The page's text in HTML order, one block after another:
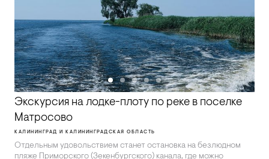
Экскурсия на лодке-плоту по реке в поселке
Матросово
КАЛИНИНГРАД И КАЛИНИНГРАДСКАЯ ОБЛАСТЬ
Отдельным удовольствием станет остановка на безлюдном
пляже Приморского (Зекенбургского) канала, где можно